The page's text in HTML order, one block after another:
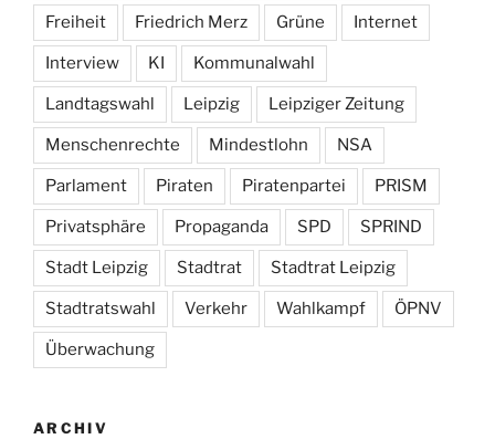
Freiheit Friedrich Merz Grüne Internet
Interview KI Kommunalwahl
Landtagswahl Leipzig Leipziger Zeitung
Menschenrechte Mindestlohn NSA
Parlament Piraten Piratenpartei PRISM
Privatsphäre Propaganda SPD SPRIND
Stadt Leipzig Stadtrat Stadtrat Leipzig
Stadtratswahl Verkehr Wahlkampf ÖPNV
Überwachung
ARCHIV